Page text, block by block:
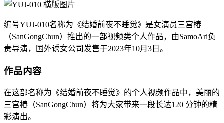
编号YUJ-010名称为《结婚前夜不睡觉》是女演员三宫椿
（SanGongChun）推出的一部视频类个人作品，由SamoAri负
责导演，国外诱女公司发售于2023年10月3日。
作品内容
在这部名称为《结婚前夜不睡觉》的个人视频作品中，美丽的
三宫椿（SanGongChun）将为大家带来一段长达120 分钟的精
彩演出。